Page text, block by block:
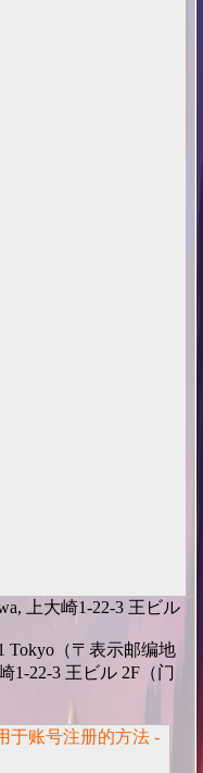
上大崎1-22-3 王ビル
Tokyo（〒表示邮编地
1-22-3 王ビル 2F（门